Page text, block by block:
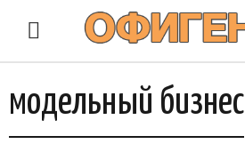
модельный бизнес